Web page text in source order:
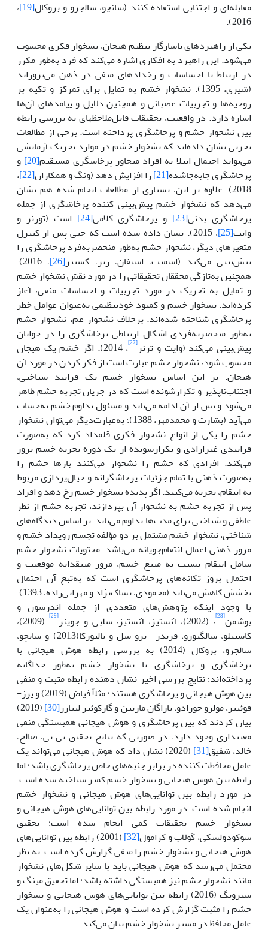
مقابله‌ای و اجتنابی استفاده کنند (سانچو، سالجرو و بروکال[19]
،
2016).
یکی از راهبردهای ناسازگار تنظیم هیجان، نشخوار فکری محسوب
می‌شود. این راهبرد به افکاری اشاره می‌کند که فرد به‌طور مکرر
در ارتباط با احساسات و رخدادهای منفی در ذهن می‌پروراند
(شیری، 1395). نشخوار خشم به تمایل برای تمرکز و تکیه بر
روحیه‌ها و تجربیات عصبانی و همچنین دلایل و پیامدهای آن‌ها
اشاره دارد. در واقعیت، تحقیقات قابل‌ملاحظه­ای به بررسی رابطه
بین نشخوار خشم و پرخاشگری پرداخته است. برخی از مطالعات
تجربی نشان داده‌اند که نشخوار خشم در موارد تحریک آزمایشی
می‌تواند احتمال ابتلا به افراد متجاوز پرخاشگری مستقیم[20]
و
پرخاشگری جابه‌جاشده[21] را افزایش دهد (ونگ و همکاران[22]
،
2018). علاوه بر این، بسیاری از مطالعات انجام شده هم نشان
می‌دهد که نشخوار خشم پیش‌بینی کننده پرخاشگری از جمله
پرخاشگری بدنی[23] و پرخاشگری کلامی[24]
است (تورنر و
وایت[25]
، 2015). نشان داده شده است که حتی پس از کنترل
متغیرهای دیگر، نشخوار خشم به‌طور منحصربه‌فرد پرخاشگری را
پیش‌بینی می‌کند (اسمیت، استفان، رپر، کستنر[26]
، 2016).
همچنین به‌تازگی محققان تحقیقاتی را در مورد نقش نشخوار خشم
و تمایل به تحریک در مورد تجربیات و احساسات منفی، آغاز
کرده‌اند. نشخوار خشم و کمبود خودتنظیمی به‌عنوان عوامل خطر
پرخاشگری شناخته شده‌اند. برخلاف نشخوار غم، نشخوار خشم
به‌طور منحصربه‌فردی اشکال ارتباطی پرخاشگری را در جوانان
پیش‌بینی می‌کند (وایت و ترنر[27]
، 2014). اگر خشم یک هیجان
محسوب شود، نشخوار خشم عبارت است از فکر کردن در مورد آن
هیجان. بر این اساس نشخوار خشم یک فرایند شناختی،
اجتناب‌ناپذیر و تکرارشونده است که در جریان تجربه خشم ظاهر
می‌شود و پس از آن ادامه می‌یابد و مسئول تداوم خشم به‌حساب
می‌آید (بشارت و محمدمهر، 1388)؛ به‌عبارت‌دیگر می‌توان نشخوار
خشم را یکی از انواع نشخوار فکری قلمداد کرد که به‌صورت
فرایندی غیرارادی و تکرارشونده از یک دوره تجربه خشم بروز
می‌کند. افرادی که خشم را نشخوار می‌کنند بارها خشم را
به‌صورت ذهنی با تمام جزئیات پرخاشگرانه و خیال‌پردازی مربوط
به انتقام، تجربه می‌کنند. اگر پدیده نشخوار خشم رخ دهد و افراد
پس از تجربه خشم به نشخوار آن بپردازند، تجربه خشم از نظر
عاطفی و شناختی برای مدت‌ها تداوم می‌یابد. بر اساس دیدگاه‌های
شناختی، نشخوار خشم مشتمل بر دو مؤلفه تجسم رویداد خشم و
مرور ذهنی اعمال انتقام‌جویانه می‌باشد. محتویات نشخوار خشم
شامل انتقام نسبت به منبع خشم، مرور منتقدانه موقعیت و
احتمال بروز تکانه‌های پرخاشگری است که به‌تبع آن احتمال
بخشش کاهش می‌یابد (محمودی، بساک‌نژاد و مهرابی‌زاده، 1393).
با وجود اینکه پژوهش‌های متعددی از جمله اندرسون و
بوشمن[28] ، (2002)، آنستیز، آنستیز، سلبی و جوینر [29]
(2009)،
کاستیلو، سالگیورو، فرندز- برو سل و بالیورکا(2013) و سانچو،
سالجرو، بروکال (2014) به بررسی رابطه هوش هیجانی با
پرخاشگری و پرخاشگری با نشخوار خشم به‌طور جداگانه
پرداخته‌اند؛ نتایج بررسی اخیر نشان دهنده رابطه مثبت و منفی
بین هوش هیجانی و پرخاشگری هستند؛ مثلاً فیاض (2019) و پرز-
فوئنتز، مولرو جورادو، باراگان مارتین و گازکوئیز لینارز[30]
(2019)
بیان کردند که بین پرخاشگری و هوش هیجانی همبستگی منفی
معنی­داری وجود دارد، در صورتی که نتایج تحقیق بی بی، صالح،
خالد، شفیق[31]
(2020) نشان داد که هوش هیجانی می‌تواند یک
عامل محافظت کننده در برابر جنبه‌های خاص پرخاشگری باشد؛ اما
رابطه بین هوش هیجانی و نشخوار خشم کمتر شناخته شده است.
در مورد رابطه بین توانایی‌های هوش هیجانی و نشخوار خشم
انجام شده است. در مورد رابطه بین توانایی‌های هوش هیجانی و
نشخوار خشم تحقیقات کمی انجام شده است؛ تحقیق
سوکودولسکی، گولاب و کرامول[32]
(2001) رابطه بین توانایی‌های
هوش هیجانی و نشخوار خشم را منفی گزارش کرده است. به نظر
محتمل می‌رسد که هوش هیجانی باید با سایر شکل‌های نشخوار
مانند نشخوار خشم نیز همبستگی داشته باشد؛ اما تحقیق مینگ و
شیزونگ (2016) رابطه بین توانایی‌های هوش هیجانی و نشخوار
خشم را مثبت گزارش کرده است و هوش هیجانی را به‌عنوان یک
عامل محافظ در مسیر نشخوار خشم بیان می‌کند.